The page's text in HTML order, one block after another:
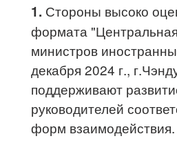
1. Стороны высоко
формата
министров
декабря 2024 г.,
поддерживают
руководителей
форм взаимодействия.